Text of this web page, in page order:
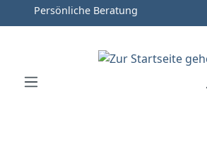
Zum Hauptinhalt springen
Zur Hauptnavigation springen